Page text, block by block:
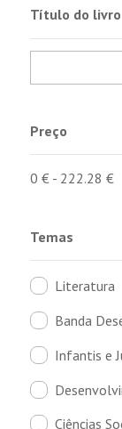
Título do livro
Preço
0 €- 222.28 €
Temas
Literatura
Banda
Infantis e
Ciências